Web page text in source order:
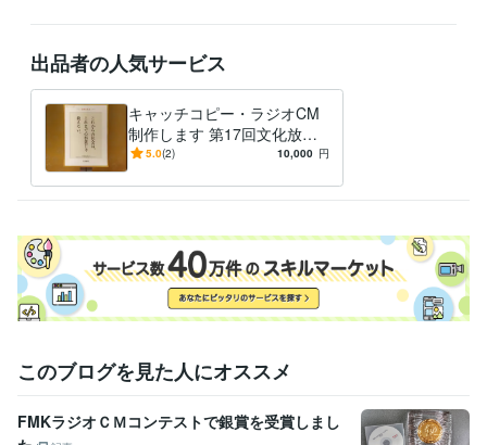
広告
読書 出版 添削 校正
学歴
熊本大学 2006年3月 ~ 2010年2月
出品者の人気サービス
キャッチコピー・ラジオCM
制作します 第17回文化放送
ラジオCMコンテスト等受賞
5.0(2) 10,000 円
このブログを見た人にオススメ
FMKラジオＣＭコンテストで銀賞を受賞しまし